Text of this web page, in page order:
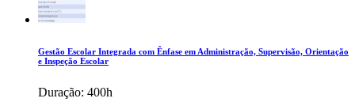
Gestão Escolar Integrada com Ênfase em Administração, Supervisão, Orientação
e Inspeção Escolar
Duração: 400h